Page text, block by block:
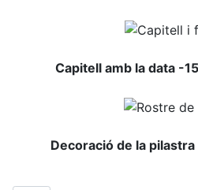
Capitell amb la data -
Decoració de la